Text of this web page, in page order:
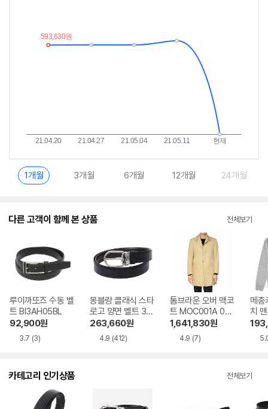
란?
1개월 3개월 6개월 12개월 24개월
다른 고객이 함께 본 상품 전체보기
루이까또즈 수동 벨
트 BI3AH05BL
92,900원
3.7 (3)
몽블랑 클래식 스타
로고 양면 벨트 381
57
263,660원
4.9 (412)
톰브라운 오버 맥코
트 MOC001A 002
49 250
1,641,830원
4.9 (7)
메종
치
카테고리 인기상품 전체보기